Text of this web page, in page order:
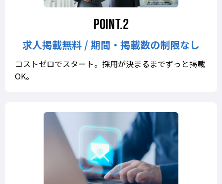
求人掲載無料 / 期間・掲載数の制限なし
コストゼロでスタート。採用が決まるまでずっと掲載
OK。